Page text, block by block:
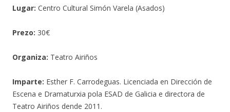
Lugar: Centro Cultural Simón Varela (Asados)
Prezo: 30€
Organiza: Teatro Airiños
Imparte: Esther F. Carrodeguas. Licenciada en Dirección de
Escena e Dramaturxia pola ESAD de Galicia e directora de
Teatro Airiños dende 2011.